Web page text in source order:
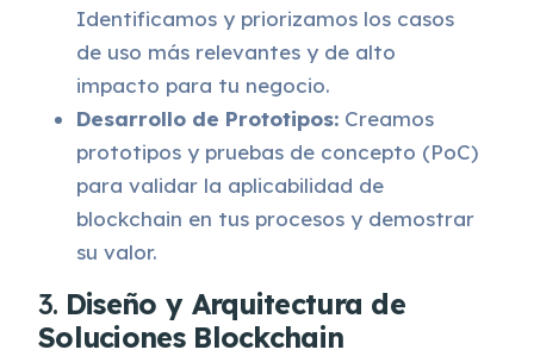
Identificamos y priorizamos los casos
de uso más relevantes y de alto
impacto para tu negocio.
Desarrollo de Prototipos: Creamos
prototipos y pruebas de concepto (PoC)
para validar la aplicabilidad de
blockchain en tus procesos y demostrar
su valor.
3. Diseño y Arquitectura de
Soluciones Blockchain